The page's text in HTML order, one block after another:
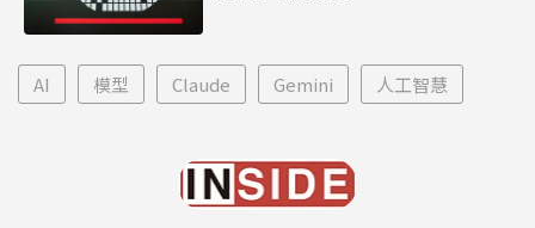
AI 模型 Claude Gemini 人工智慧